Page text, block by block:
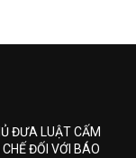
ĐƯA LUẬT CẤM
CHẾ ĐỐI VỚI BÁO